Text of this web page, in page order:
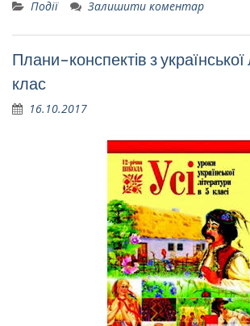
Події
Залишити коментар
Плани-конспектів з української
клас
16.10.2017